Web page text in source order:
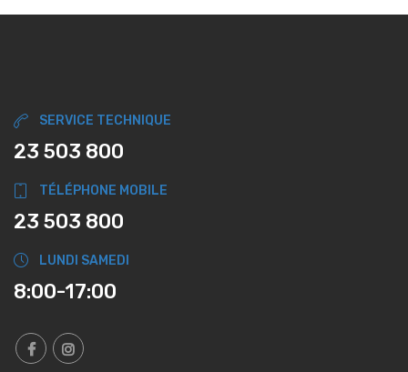
SERVICE TECHNIQUE
23 503 800
TÉLÉPHONE MOBILE
23 503 800
LUNDI SAMEDI
8:00-17:00